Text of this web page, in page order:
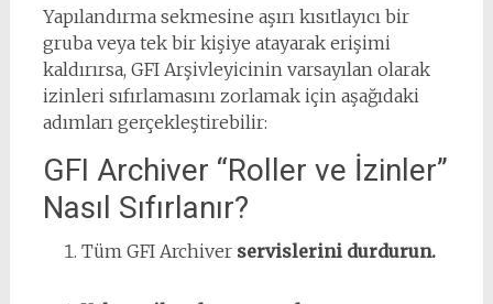
Yapılandırma sekmesine aşırı kısıtlayıcı bir
gruba veya tek bir kişiye atayarak erişimi
kaldırırsa, GFI Arşivleyicinin varsayılan olarak
izinleri sıfırlamasını zorlamak için aşağıdaki
adımları gerçekleştirebilir:
GFI Archiver “Roller ve İzinler”
Nasıl Sıfırlanır?
Tüm GFI Archiver servislerini durdurun.